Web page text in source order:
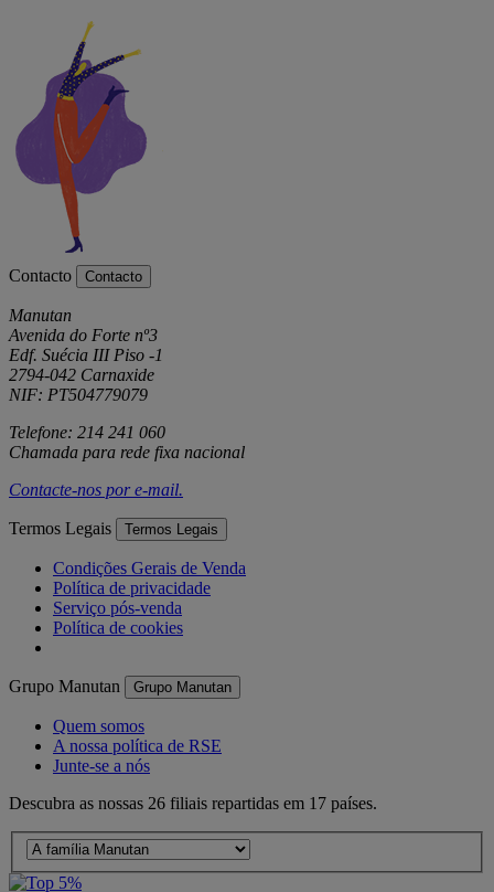
Contacto Contacto
Manutan
Avenida do Forte nº3
Edf. Suécia III Piso -1
2794-042 Carnaxide
NIF: PT504779079
Telefone: 214 241 060
Chamada para rede fixa nacional
Contacte-nos pore-mail.
Termos Legais Termos Legais
Condições Gerais de Venda
Política de privacidade
Serviço pós-venda
Política de cookies
Grupo Manutan Grupo Manutan
Quem somos
A nossa política de RSE
Junte-se a nós
Descubra as nossas 26 filiais repartidas em 17 países.